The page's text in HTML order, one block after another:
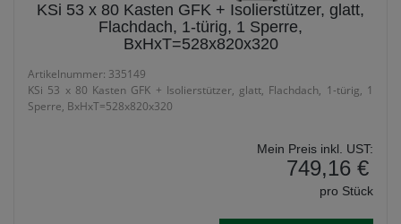
KSi 53 x 80 Kasten GFK + Isolierstützer, glatt,
Flachdach, 1-türig, 1 Sperre,
BxHxT=528x820x320
Artikelnummer: 335149
KSi 53 x 80 Kasten GFK + Isolierstützer, glatt, Flachdach, 1-türig, 1
Sperre, BxHxT=528x820x320
Mein Preis inkl. UST:
749,16 €
pro Stück